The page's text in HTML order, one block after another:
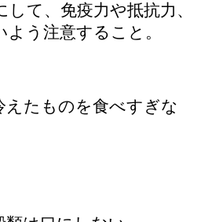
て、免疫力や抵抗力、
う注意すること。
えたものを食べすぎな